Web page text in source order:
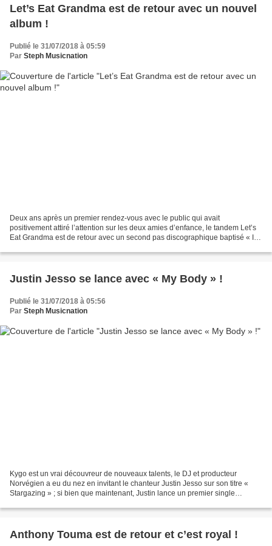
Let’s Eat Grandma est de retour avec un nouvel
album !
Publié le 31/07/2018 à 05:59
Par Steph Musicnation
Deux ans après un premier rendez-vous avec le public qui avait
positivement attiré l’attention sur les deux amies d’enfance, le tandem Let’s
Eat Grandma est de retour avec un second pas discographique baptisé « I’m
Justin Jesso se lance avec « My Body » !
Publié le 31/07/2018 à 05:56
Par Steph Musicnation
Kygo est un vrai découvreur de nouveaux talents, le DJ et producteur
Norvégien a eu du nez en invitant le chanteur Justin Jesso sur son titre «
Stargazing » ; si bien que maintenant, Justin lance un premier single
Anthony Touma est de retour et c’est royal !